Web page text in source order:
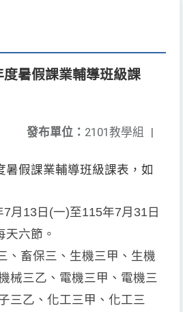
暑假課業輔導班級課
發布單位： 2101教學組 |
暑假課業輔導班級課表，如
7月13日 (一)至115年7月31日
天六節。
、畜保三、生機三甲、生機
械三乙、電機三甲、電機三
三乙、化工三甲、化工三